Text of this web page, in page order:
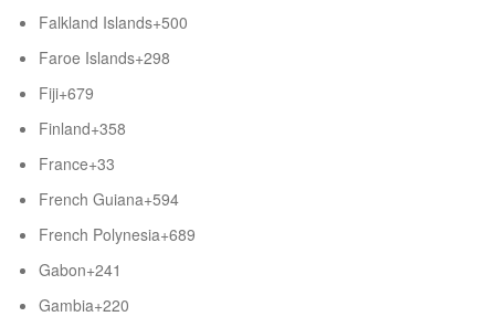
Falkland Islands+500
Faroe Islands+298
Fiji+679
Finland+358
France+33
French Guiana+594
French Polynesia+689
Gabon+241
Gambia+220